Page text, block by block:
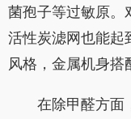
菌孢子等过敏原。
活性炭滤网也能起
风格，金属机身搭
在除甲醛方面